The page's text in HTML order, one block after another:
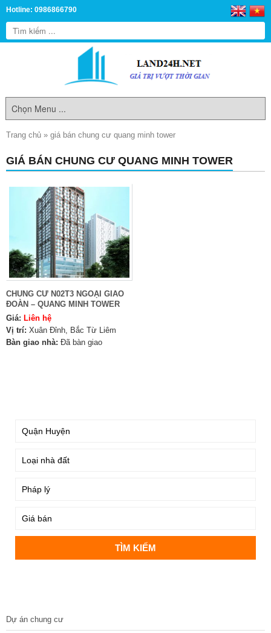
Hotline: 0986866790
Trang chủ » giá bán chung cư quang minh tower
GIÁ BÁN CHUNG CƯ QUANG MINH TOWER
CHUNG CƯ N02T3 NGOẠI GIAO
ĐOÀN – QUANG MINH TOWER
Giá: Liên hệ
Vị trí: Xuân Đỉnh, Bắc Từ Liêm
Bàn giao nhà: Đã bàn giao
Dự án chung cư